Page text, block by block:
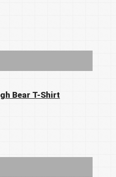
Bear T-Shirt